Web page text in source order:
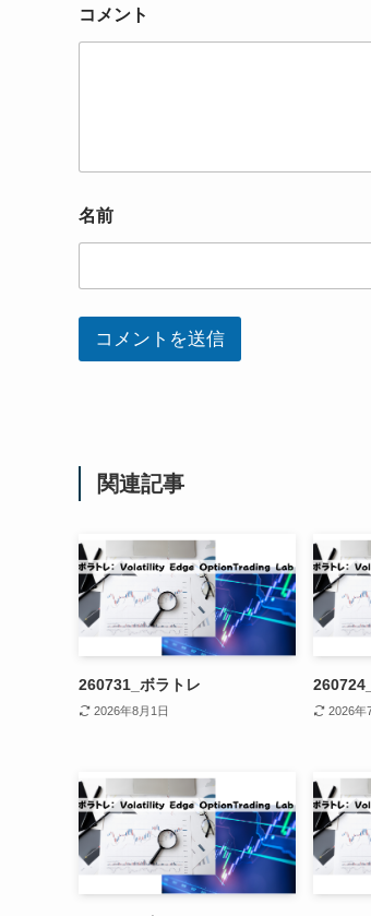
コメント
名前
コメントを送信
関連記事
260731_ボラトレ
2026年8月1日 2026年